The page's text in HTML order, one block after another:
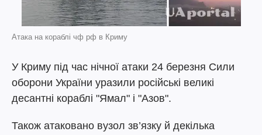
Атака на кораблі чф рф в Криму
У Криму під час нічної атаки 24 березня Сили
оборони України уразили російські великі
десантні кораблі "Ямал" і "Азов".
Також атаковано вузол зв’язку й декілька